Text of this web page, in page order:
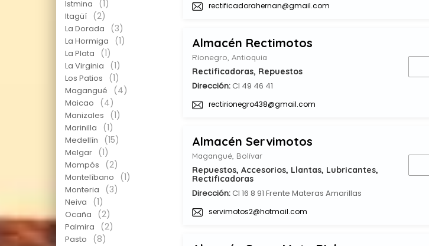
Istmina (1)
Itagüí (2)
La Dorada (3)
La Hormiga (1)
La Plata (1)
La Virginia (1)
Los Patios (1)
Magangué (4)
Maicao (4)
Manizales (1)
Marinilla (1)
Medellín (15)
Melgar (1)
Mompós (2)
Montelíbano (1)
Monteria (3)
Neiva (1)
Ocaña (2)
Palmira (2)
Pasto (8)
rectificadorahernan@gmail.com
Almacén Rectimotos
Ríonegro, Antioquia
Rectificadoras, Repuestos
Dirección:Cl 49 46 41
rectirionegro438@gmail.com
Almacén Servimotos
Magangué, Bolívar
Repuestos, Accesorios, Llantas, Lubricantes,
Rectificadoras
Dirección:Cl 16 8 91 Frente Materas Amarillas
servimotos2@hotmail.com